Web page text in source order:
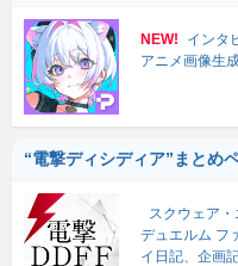
NEW!
インタ
アニメ画像生
“電撃ディシディア”まとめ
スクウェア
デュエルム フ
イ日記、企画